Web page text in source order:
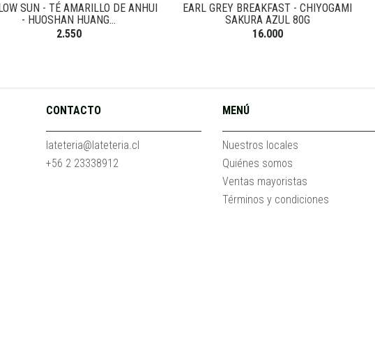
SUN - TÉ AMARILLO DE ANHUI
- HUOSHAN HUANG...
2.550
EARL GREY BREAKFAST - CHIYOGAMI
SAKURA AZUL 80G
16.000
CONTACTO
lateteria@lateteria.cl
+56 2 23338912
MENÚ
Nuestros locales
Quiénes somos
Ventas mayoristas
Términos y condiciones